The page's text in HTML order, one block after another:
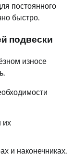
постоянного
быстро.
подвески
износе
их
и наконечниках.